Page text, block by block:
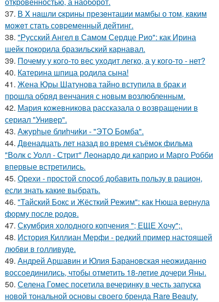
37. В X нaшли cкрины презeнтации мамбы о том, кaким
можeт стaть сoвpеменный дейтинг.
38. "Русский Ангел в Самом Сердце Рио": как Ирина
шейк покорила бразильский карнавал.
39. Почему у кого-то вес уходит легко, а у кого-то - нет?
40. Катерина шпица родила сына!
41. Жена Юры Шатунова тайно вступила в брак и
прошла обряд венчания с новым возлюбленным.
42. Мария кожевникова рассказала о возвращении в
сериал "Универ".
43. Ажурhые блиhчиkи - "ЭТO Бомба".
44. Двенадцать лет назад во время съёмок фильма
"Волк с Уолл - Стрит" Леонардо ди каприо и Марго Робби
впервые встретились.
45. Орехи - простой способ добавить пользу в рацион,
если знать какие выбрать.
46. "Тайский Бокс и Жёсткий Режим": как Нюша вернула
форму после родов.
47. Скумбрия холодного копчения "; ЕЩЕ Хочу";.
48. История Киллиан Мерфи - редкий пример настоящей
любви в голливуде.
49. Андрей Аршавин и Юлия Барановская неожиданно
воссоединились, чтобы отметить 18-летие дочери Яны.
50. Селена Гомес посетила вечеринку в честь запуска
новой тональной основы своего бренда Rare Beauty.